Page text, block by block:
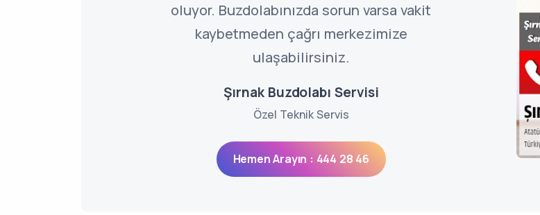
oluyor. Buzdolabınızda sorun varsa vakit
kaybetmeden çağrı merkezimize
ulaşabilirsiniz.
Şırnak Buzdolabı Servisi
Özel Teknik Servis
Hemen Arayın : 444 28 46